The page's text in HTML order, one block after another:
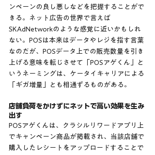
ンペーンの良し悪しなどを把握することがで
きる。ネット広告の世界で言えば
SKAdNetworkのような感覚に近いかもしれ
ない。POSは本来はデータやレジを指す言葉
なのだが、POSデータ上での販売数量を引き
上げる意味を転じさせて「POSアゲくん」と
いうネーミングは、ケータイキャリアによる
「ギガ増量」とも相通ずるものがある。
店舗負荷をかけずにネットで高い効果を生み
出す
POSアゲくんは、クラシルリワードアプリ上
でキャンペーン商品が掲載され、当該店舗で
購入したレシートをアップロードすることで